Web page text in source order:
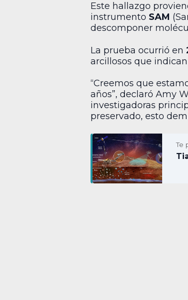
Este hallazgo
instrumento SAM
descomponer
La prueba ocurrió en
arcillosos que
“Creemos que
años”, declaró Amy
investigadoras
preservado, esto
Te